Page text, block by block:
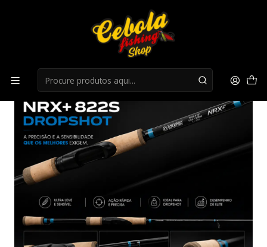
Canas Spinning
Cana G.Loomis NRX+ Dropshot 822s 6'10" 208cm 1/8-3/8